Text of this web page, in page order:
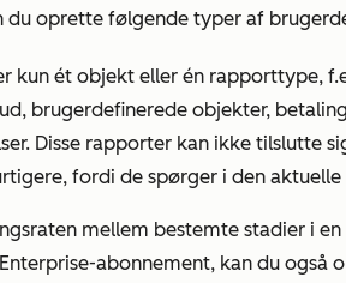
oprette følgende typer af
kun ét objekt eller én rapporttype,
brugerdefinerede objekter,
Disse rapporter kan ikke tilslutte
fordi de spørger i den aktuelle
mellem bestemte stadier i en
Enterprise-abonnement, kan du også